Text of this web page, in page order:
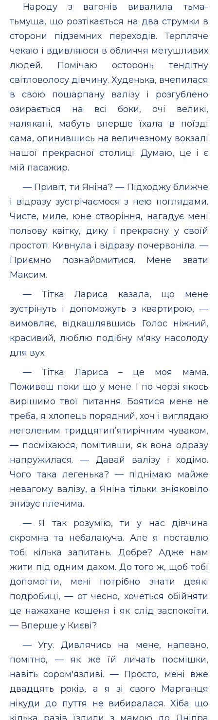
Народу з вагонів вивалила тьма-
тьмуща, що розтікається на два струмки в
сторони підземних переходів. Терпляче
чекаю і вдивляюся в обличчя метушливих
людей. Помічаю осторонь тендітну
світловолосу дівчину. Худенька, вчепилася
в свою пошарпану валізу і розгублено
озирається на всі боки, очі великі,
налякані, мабуть вперше їхала в поїзді
сама, опинившись на величезному вокзалі
нашої прекрасної столиці. Думаю, це і є
мій пасажир.
— Привіт, ти Яніна? — Підходжу ближче
і відразу зустрічаємося з нею поглядами.
Чисте, миле, юне створіння, нагадує мені
польову квітку, дику і прекрасну у своїй
простоті. Кивнула і відразу почервоніла. —
Приємно познайомитися. Мене звати
Максим.
— Тітка Лариса казала, що мене
зустрінуть і допоможуть з квартирою, —
вимовляє, відкашлявшись. Голос ніжний,
красивий, люблю подібну м'яку насолоду
для вух.
— Тітка Лариса – це моя мама.
Поживеш поки що у мене. І по черзі якось
вирішимо твої питання. Боятися мене не
треба, я хлопець порядний, хоч і виглядаю
неголеним тридцятип’ятирічним чуваком,
— посміхаюся, помітивши, як вона одразу
напружилася. — Давай валізу і ходімо.
Чого така легенька? — піднімаю майже
невагому валізу, а Яніна тільки зніяковіло
знизує плечима.
— Я так розумію, ти у нас дівчина
скромна та небалакуча. Але я поставлю
тобі кілька запитань. Добре? Адже нам
жити під одним дахом. До того ж, щоб тобі
допомогти, мені потрібно знати деякі
подробиці, — от чесно, хочеться обійняти
це нажахане кошеня і як слід заспокоїти.
— Вперше у Києві?
— Угу. Дивлячись на мене, напевно,
помітно, — як же їй личать посмішки,
навіть сором'язливі. — Просто, мені вже
двадцять років, а я зі свого Марганця
нікуди до пуття не вибиралася. Хіба що